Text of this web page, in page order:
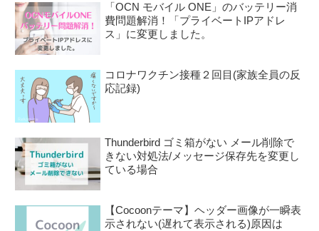
「OCN モバイル ONE」のバッテリー消
費問題解消！「プライベートIPアドレ
ス」に変更しました。
コロナワクチン接種２回目(家族全員の反
応記録)
Thunderbird ゴミ箱がない メール削除で
きない対処法/メッセージ保存先を変更し
ている場合
【Cocoonテーマ】ヘッダー画像が一瞬表
示されない(遅れて表示される)原因は